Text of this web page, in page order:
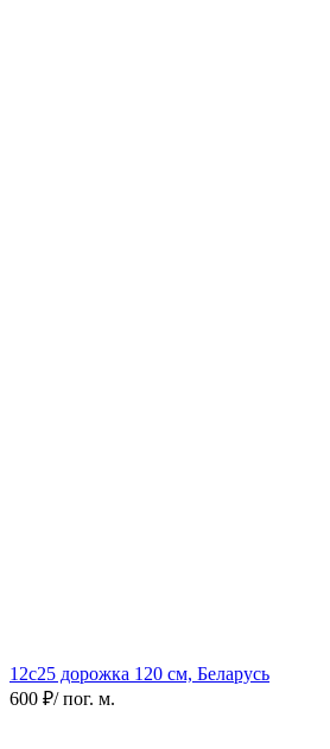
12с25 дорожка 120 см, Беларусь
600 ₽/ пог. м.